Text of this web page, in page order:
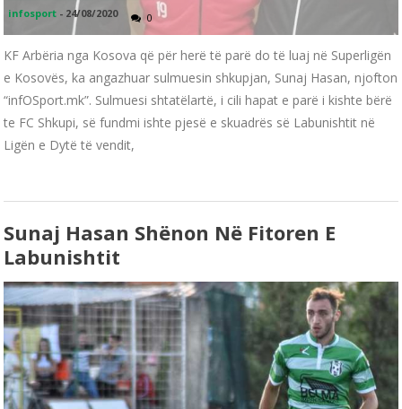
infosport - 24/08/2020 0
KF Arbëria nga Kosova që për herë të parë do të luaj në Superligën
e Kosovës, ka angazhuar sulmuesin shkupjan, Sunaj Hasan, njofton
“infOSport.mk”. Sulmuesi shtatëlartë, i cili hapat e parë i kishte bërë
te FC Shkupi, së fundmi ishte pjesë e skuadrës së Labunishtit në
Ligën e Dytë të vendit,
Sunaj Hasan Shënon Në Fitoren E
Labunishtit